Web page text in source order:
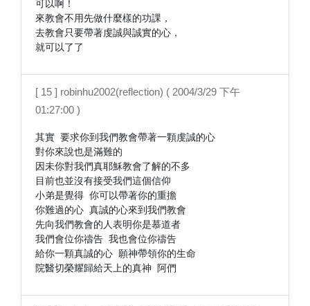
可以啊！
來教會不用先做什麼樣的功課，
去教會只要帶著虔誠與誠實的心，
就可以了了
[ 15 ] robinhu2002(reflection) ( 2004/3/29 下午
01:27:00 )
其實 要求你到我們教會帶著一顆虔誠的心
對你來說也是滿難的
因未你對我們真耶穌教會了解的不多
目前也並沒有接受我們這個信仰
小弟是覺得 你可以帶著你的重擔
你難過的心 真誠的心來到我們教會
先向我們教會的人表明你是慕道者
我們會位你禱告 我也會位你禱告
給你一顆真誠的心 願神帶領你的生命